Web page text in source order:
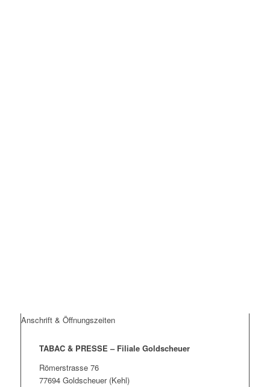
Anschrift & Öffnungszeiten
TABAC & PRESSE – Filiale Goldscheuer
Römerstrasse 76
77694 Goldscheuer (Kehl)